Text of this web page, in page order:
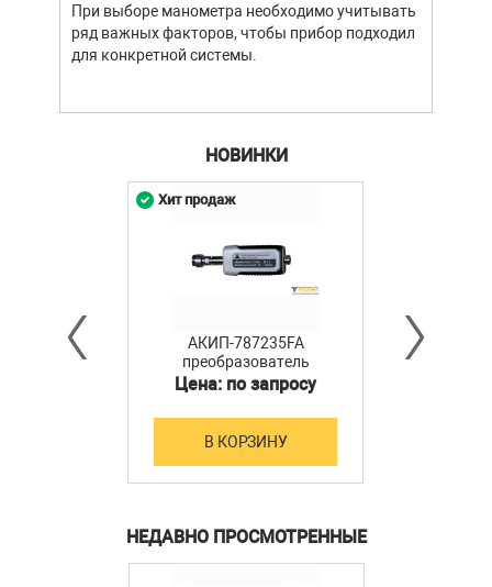
При выборе манометра необходимо учитывать
ряд важных факторов, чтобы прибор подходил
для конкретной системы.
НОВИНКИ
АКИП-787235FA
преобразователь
мощности
Цена: по запросу
В КОРЗИНУ
Хит продаж
НЕДАВНО ПРОСМОТРЕННЫЕ